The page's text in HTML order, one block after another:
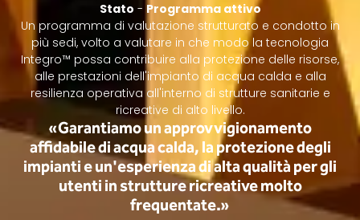
Stato - Programma attivo
Un programma di valutazione strutturato e condotto in
più sedi, volto a valutare in che modo la tecnologia
Integro™ possa contribuire alla protezione delle risorse,
alle prestazioni dell'impianto di acqua calda e alla
resilienza operativa all'interno di strutture sanitarie e
ricreative di alto livello.
«Garantiamo un approvvigionamento
affidabile di acqua calda, la protezione degli
impianti e un'esperienza di alta qualità per gli
utenti in strutture ricreative molto
frequentate.»